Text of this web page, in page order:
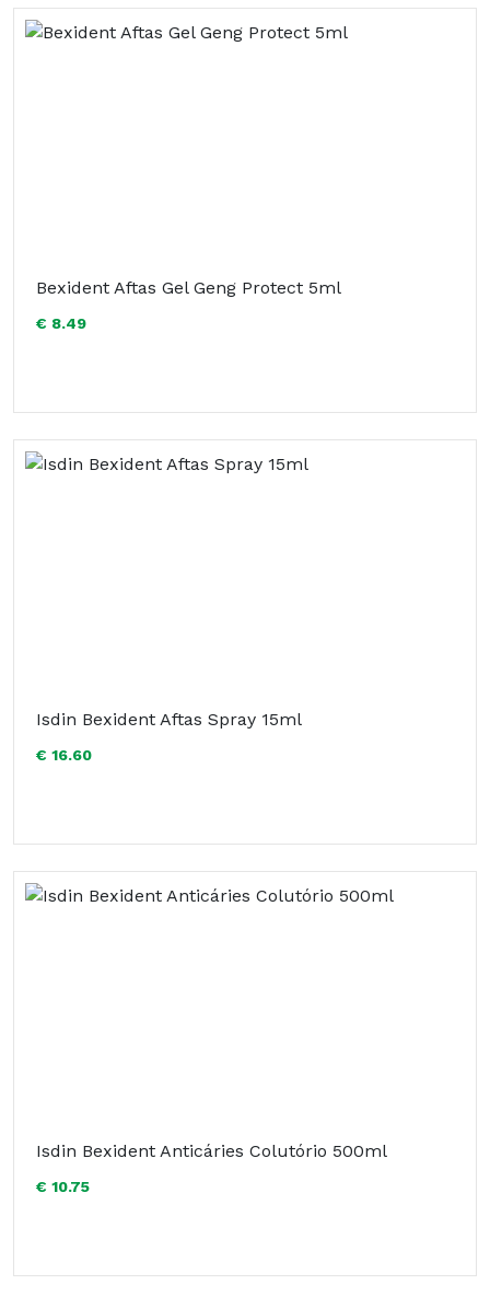
Bexident Aftas Gel Geng Protect 5ml
€ 8.49
Isdin Bexident Aftas Spray 15ml
€ 16.60
Isdin Bexident Anticáries Colutório 500ml
€ 10.75